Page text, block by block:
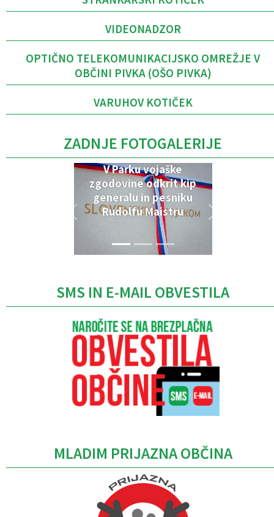
VIDEONADZOR
OPTIČNO TELEKOMUNIKACIJSKO OMREŽJE V
OBČINI PIVKA (OŠO PIVKA)
VARUHOV KOTIČEK
ZADNJE FOTOGALERIJE
V Parku vojaške
zgodovine odkrit kip
generalu in pesniku
Rudolfu Maistru
SMS IN E-MAIL OBVESTILA
MLADIM PRIJAZNA OBČINA